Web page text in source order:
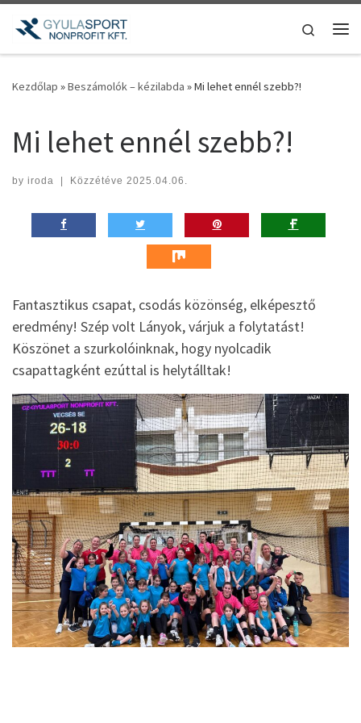
Teljes tartalom megjelenítése
Search
Kezdőlap »Beszámolók – kézilabda »Mi lehet ennél szebb?!
Mi lehet ennél szebb?!
by iroda | Közzétéve 2025.04.06.
Fantasztikus csapat, csodás közönség, elképesztő
eredmény! Szép volt Lányok, várjuk a folytatást!
Köszönet a szurkolóinknak, hogy nyolcadik
csapattagként ezúttal is helytálltak!